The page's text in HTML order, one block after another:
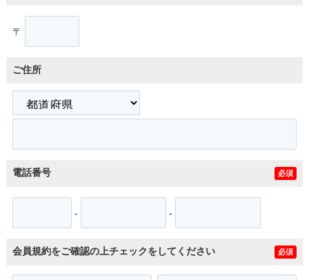
〒
ご住所
電話番号 必須
- -
会員規約をご確認の上チェックをしてください 必須